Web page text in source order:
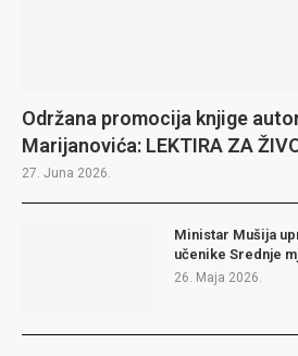
Održana promocija knjige
Marijanovića: LEKTIRA ZA
27. Juna 2026.
Ministar Mušija
učenike Srednje
26. Maja 2026.